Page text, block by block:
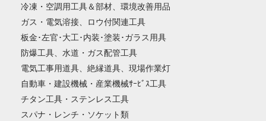
冷凍・空調用工具＆部材、環境改善用品
ガス・電気溶接、ロウ付関連工具
板金･左官･大工･内装･塗装･ガラス用具
防爆工具、水道・ガス配管工具
電気工事用道具、絶縁道具、現場作業灯
自動車・建設機械・産業機械ｻｰﾋﾞｽ工具
チタン工具・ステンレス工具
スパナ・レンチ・ソケット類